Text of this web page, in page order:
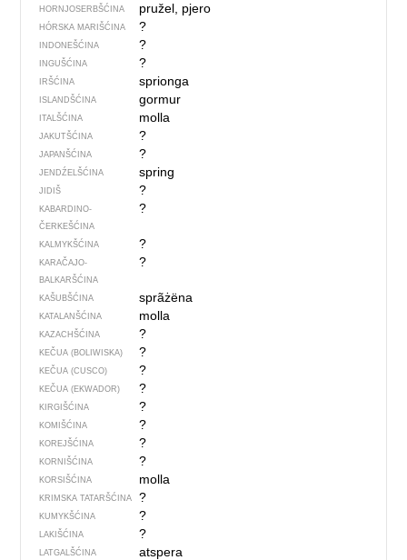
HORNJOSERBŠĆINA pružel, pjero
HÓRSKA MARIŠĆINA ?
INDONEŠĆINA ?
INGUŠĆINA ?
IRŠĆINA sprionga
ISLANDŠĆINA gormur
ITALŠĆINA molla
JAKUTŠĆINA ?
JAPANŠĆINA ?
JENDŹELŠĆINA spring
JIDIŠ ?
KABARDINO-
ČERKEŠĆINA
?
KALMYKŠĆINA ?
KARAČAJO-
BALKARŠĆINA
?
KAŠUBŠĆINA sprãżëna
KATALANŠĆINA molla
KAZACHŠĆINA ?
KEČUA (BOLIWISKA) ?
KEČUA (CUSCO) ?
KEČUA (EKWADOR) ?
KIRGIŠĆINA ?
KOMIŠĆINA ?
KOREJŠĆINA ?
KORNIŠĆINA ?
KORSIŠĆINA molla
KRIMSKA TATARŠĆINA ?
KUMYKŠĆINA ?
LAKIŠĆINA ?
LATGALŠĆINA atspera